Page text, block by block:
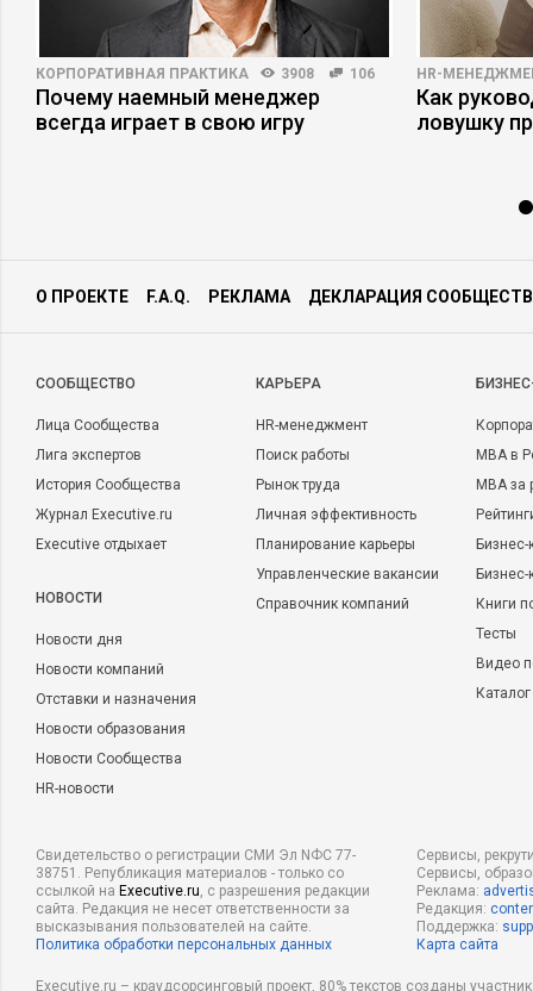
КОРПОРАТИВНАЯ ПРАКТИКА 3908 106
Почему наемный менеджер
всегда играет в свою игру
HR-
Как
ловушку
О ПРОЕКТЕ F.A.Q. РЕКЛАМА ДЕКЛАРАЦИЯ
CООБЩЕСТВО
Лица Сообщества
Лига экспертов
История Сообщества
Журнал Executive.ru
Executive отдыхает
НОВОСТИ
Новости дня
Новости компаний
Отставки и назначения
Новости образования
Новости Сообщества
HR-новости
КАРЬЕРА
HR-менеджмент
Поиск работы
Рынок труда
Личная эффективность
Планирование карьеры
Управленческие вакансии
Справочник компаний
MBA в
MBA
Бизнес-
Книги
Тесты
Видео
Свидетельство о регистрации СМИ Эл NФС 77-
38751. Републикация материалов - только со
ссылкой на Executive.ru, с разрешения редакции
сайта. Редакция не несет ответственности за
высказывания пользователей на сайте.
Политика обработки персональных данных
Сервисы,
Сервисы,
Реклама:
Редакция:
Поддержка:
Карта сайта
Executive.ru – краудсорсинговый проект, 80% текстов созданы